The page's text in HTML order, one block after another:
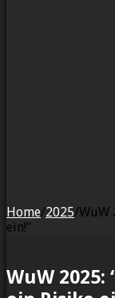
Home/2025/WuW
ein!”
WuW